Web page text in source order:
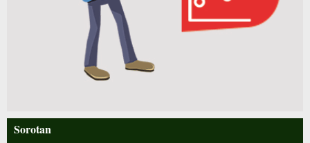
Sorotan